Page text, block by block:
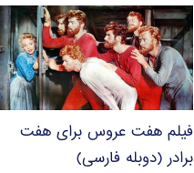
فیلم هفت عروس برای هفت
برادر (دوبله فارسی)